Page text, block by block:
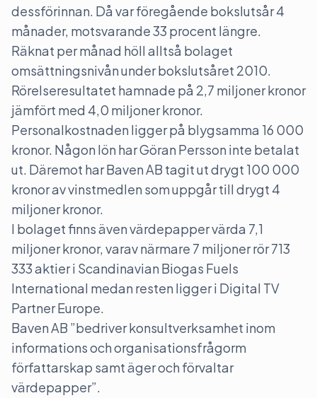
dessförinnan. Då var föregående bokslutsår 4
månader, motsvarande 33 procent längre.
Räknat per månad höll alltså bolaget
omsättningsnivån under bokslutsåret 2010.
Rörelseresultatet hamnade på 2,7 miljoner kronor
jämfört med 4,0 miljoner kronor.
Personalkostnaden ligger på blygsamma 16 000
kronor. Någon lön har Göran Persson inte betalat
ut. Däremot har Baven AB tagit ut drygt 100 000
kronor av vinstmedlen som uppgår till drygt 4
miljoner kronor.
I bolaget finns även värdepapper värda 7,1
miljoner kronor, varav närmare 7 miljoner rör 713
333 aktier i Scandinavian Biogas Fuels
International medan resten ligger i Digital TV
Partner Europe.
Baven AB ”bedriver konsultverksamhet inom
informations och organisationsfrågorm
författarskap samt äger och förvaltar
värdepapper”.